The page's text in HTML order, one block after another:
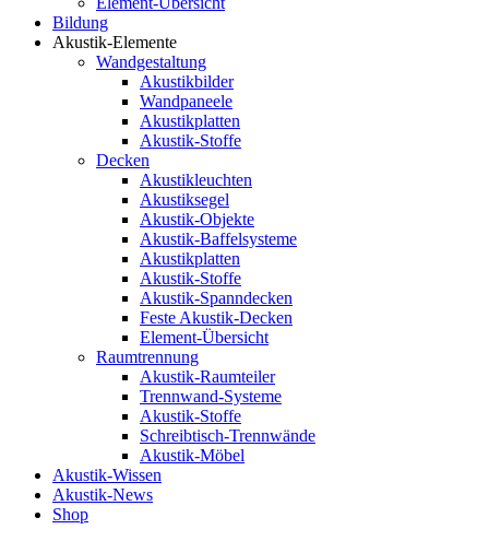
Bildung
Akustik-Elemente
Wandgestaltung
Akustikbilder
Wandpaneele
Akustikplatten
Akustik-Stoffe
Decken
Akustikleuchten
Akustiksegel
Akustik-Objekte
Akustik-Baffelsysteme
Akustikplatten
Akustik-Stoffe
Akustik-Spanndecken
Feste Akustik-Decken
Element-Übersicht
Raumtrennung
Akustik-Raumteiler
Trennwand-Systeme
Akustik-Stoffe
Schreibtisch-Trennwände
Akustik-Möbel
Akustik-Wissen
Akustik-News
Shop